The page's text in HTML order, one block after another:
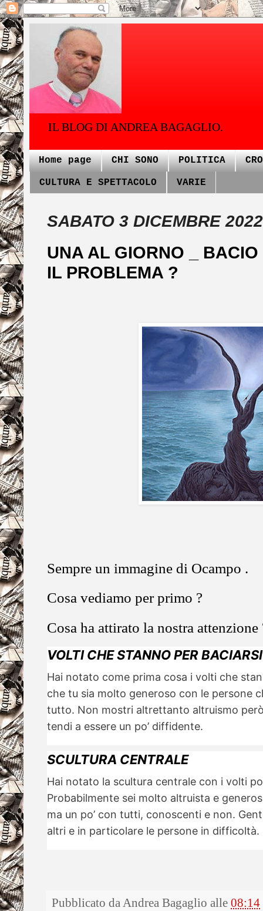
IL BLOG DI ANDREA BAGAGLIO.
Home page CHI SONO POLITICA
CULTURA E SPETTACOLO VARIE
SABATO 3 DICEMBRE 2022
UNA AL GIORNO _
IL PROBLEMA ?
Sempre un immagine di Ocampo .
Cosa vediamo per primo ?
Cosa ha attirato la nostra attenzione
VOLTI CHE STANNO PER BACIARSI
Hai notato come prima cosa i volti che
che tu sia molto generoso con le persone
tutto. Non mostri altrettanto altruismo
tendi a essere un po’ diffidente.
SCULTURA CENTRALE
Hai notato la scultura centrale con i volti
Probabilmente sei molto altruista e
ma un po’ con tutti, conoscenti e non.
altri e in particolare le persone in difficoltà.
Pubblicato daAndrea Bagaglio alle 08:14